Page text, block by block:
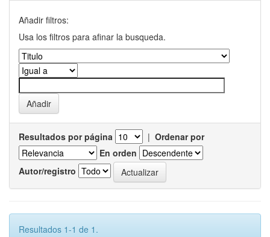
Añadir filtros:
Usa los filtros para afinar la busqueda.
Resultados por página | Ordenar por
En orden
Autor/registro
Resultados 1-1 de 1.